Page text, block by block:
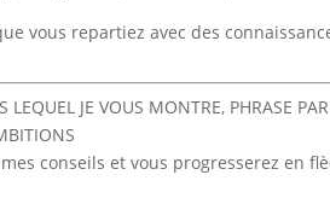
vous repartiez avec des
JE VOUS MONTRE, PHRASE
conseils et vous progresserez en